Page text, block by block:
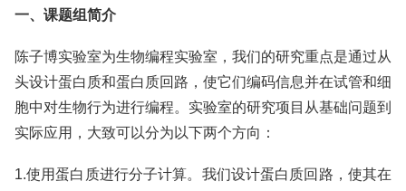
一、课题组简介
陈子博实验室为生物编程实验室，我们的研究重点是通过从
头设计蛋白质和蛋白质回路，使它们编码信息并在试管和细
胞中对生物行为进行编程。实验室的研究项目从基础问题到
实际应用，大致可以分为以下两个方向：
1.使用蛋白质进行分子计算。我们设计蛋白质回路，使其在